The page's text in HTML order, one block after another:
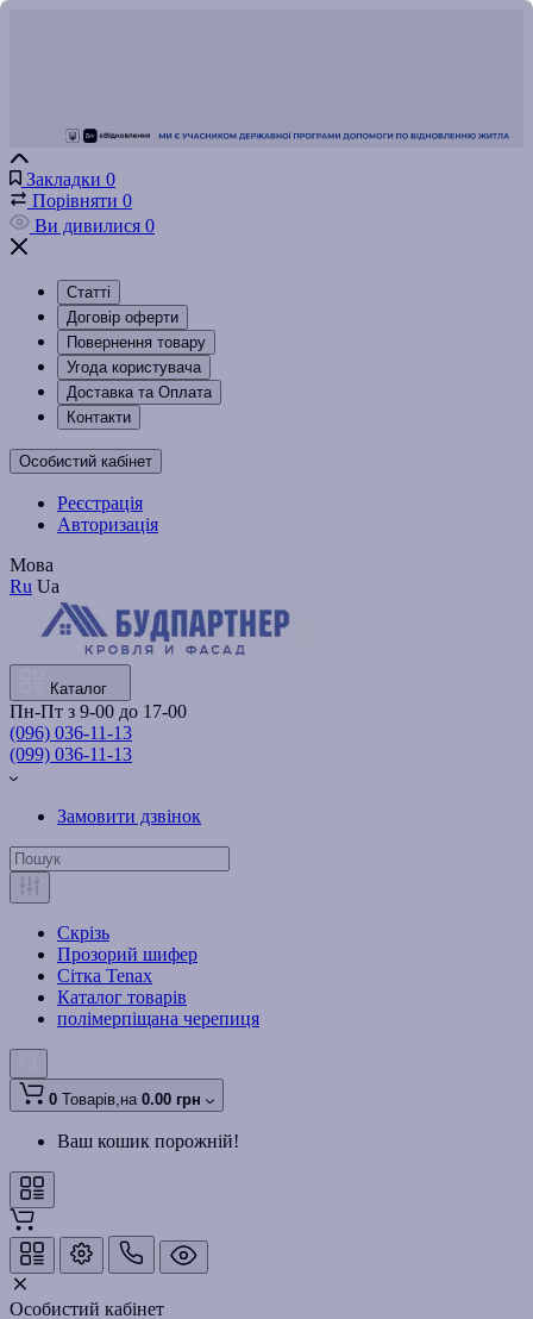
Закладки 0
Порівняти 0
Ви дивилися 0
Статті
Договір оферти
Повернення товару
Угода користувача
Доставка та Оплата
Контакти
Особистий кабінет
Реєстрація
Авторизація
Мова
Ru Ua
Каталог
Пн-Пт з 9-00 до 17-00
(096) 036-11-13
(099) 036-11-13
Замовити дзвінок
Скрізь
Прозорий шифер
Сітка Tenax
Каталог товарів
полімерпіщана черепиця
0 Товарів,на 0.00 грн
Ваш кошик порожній!
Особистий кабінет